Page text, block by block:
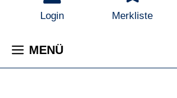
Login Merkliste
MENÜ